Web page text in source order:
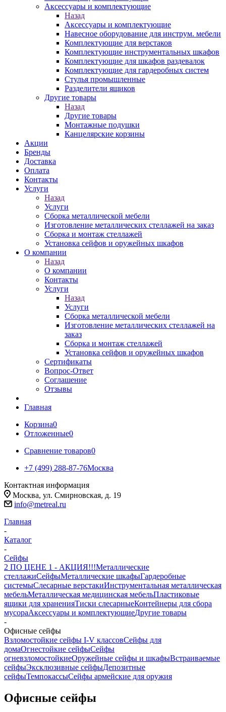
Аксессуары и комплектующие
Назад
Аксессуары и комплектующие
Навесное оборудование для инструм. мебели
Комплектующие для верстаков
Комплектующие инструментальных шкафов
Комплектующие для шкафов раздевалок
Комплектующие для гардеробных систем
Стулья промышленные
Разделители ящиков
Другие товары
Назад
Другие товары
Монтажные подушки
Канцелярские корзины
Акции
Бренды
Доставка
Оплата
Контакты
Услуги
Назад
Услуги
Сборка металлической мебели
Изготовление металлических стеллажей на заказ
Сборка и монтаж стеллажей
Установка сейфов и оружейных шкафов
О компании
Назад
О компании
Контакты
Услуги
Назад
Услуги
Сборка металлической мебели
Изготовление металлических стеллажей на
заказ
Сборка и монтаж стеллажей
Установка сейфов и оружейных шкафов
Сертификаты
Вопрос-Ответ
Соглашение
Отзывы
Главная
Корзина0
Отложенные0
Сравнение товаров0
+7 (499) 288-87-76Москва
Контактная информация
Москва, ул. Смирновская, д. 19
info@metreal.ru
Главная
-
Каталог
-
Сейфы
2 ПО ЦЕНЕ 1 - АКЦИЯ!!!Металлические
стеллажиСейфыМеталлические шкафыГардеробные
системыСлесарные верстакиИнструментальная металлическая
мебельМеталлическая медицинская мебельПластиковые
ящики для храненияТиски слесарныеКонтейнеры для сбора
мусораАксессуары и комплектующиеДругие товары
-
Офисные сейфы
Взломостойкие сейфы I-V классовСейфы для
домаОгнестойкие сейфыСейфы
огневзломостойкиеОружейные сейфы и шкафыВстраиваемые
сейфыЭксклюзивные сейфыДепозитные
сейфыТемпокассыСейфы армейские для оружия
Офисные сейфы